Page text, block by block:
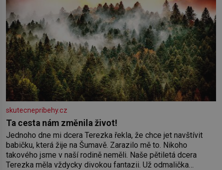
skutecnepribehy.cz
Ta cesta nám změnila život!
Jednoho dne mi dcera Terezka řekla, že chce jet navštívit
babičku, která žije na Šumavě. Zarazilo mě to. Nikoho
takového jsme v naší rodině neměli. Naše pětiletá dcera
Terezka měla vždycky divokou fantazii. Už odmalička